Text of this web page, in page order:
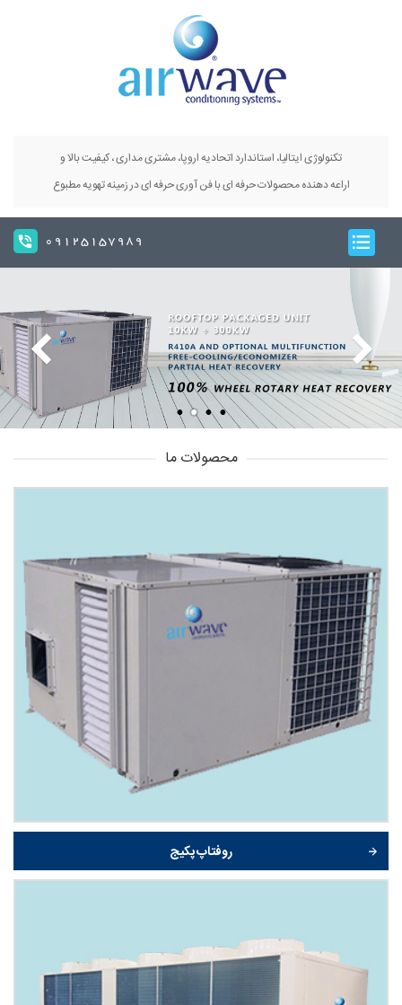
تکنولوژی ایتالیا، استاندارد اتحادیه اروپا، مشتری مداری ، کیفیت بالا و
اراعه دهنده محصولات حرفه ای با فن آوری حرفه ای در زمینه تهویه مطبوع
09125157989
محصولات ما
روفتاپ پکیج